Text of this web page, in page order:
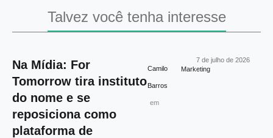
Talvez você tenha interesse
Na Mídia: For
Tomorrow tira instituto
do nome e se
reposiciona como
plataforma de
Camilo
Barros
em
Marketing
7 de julho de 2026